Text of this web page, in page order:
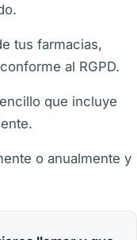
tus farmacias,
al RGPD.
que incluye
o anualmente y